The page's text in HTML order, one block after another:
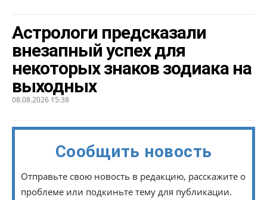
Астрологи предсказали
внезапный успех для
некоторых знаков зодиака на
выходных
08.08.2026 15:38
Сообщить новость
Отправьте свою новость в редакцию, расскажите о
проблеме или подкиньте тему для публикации.